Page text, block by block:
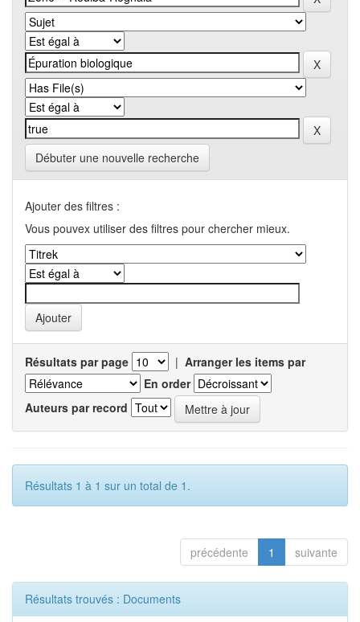
Débuter une nouvelle recherche
Ajouter des filtres :
Vous pouvex utiliser des filtres pour chercher mieux.
Résultats par page | Arranger les items par
En order
Auteurs par record
Résultats 1 à 1 sur un total de 1.
précédente 1 suivante
Résultats trouvés : Documents